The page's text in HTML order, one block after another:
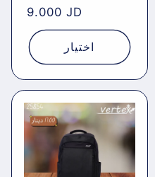
Regular
price
9.000 JD
اختيار